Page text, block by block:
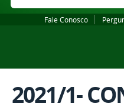
Fale Conosco
2021/1-